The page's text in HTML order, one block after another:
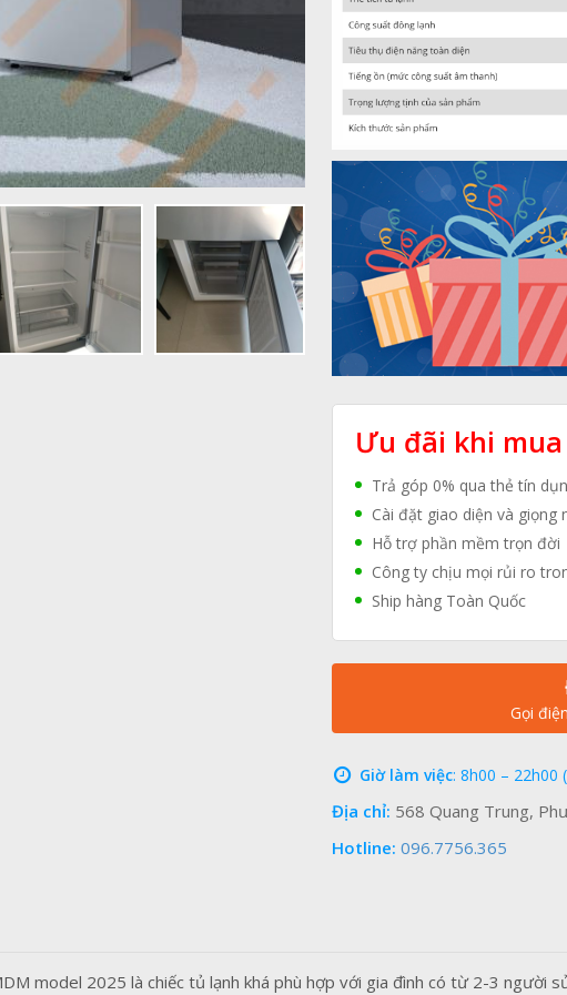
Ưu đãi khi
Trả góp 0% qua thẻ tín
Cài đặt giao diện và giọng
Hỗ trợ phần mềm trọn đời
Công ty chịu mọi rủi ro
Ship hàng Toàn Quốc
Gọi
Giờ làm việc: 8h00 – 22h00
Địa chỉ: 568 Quang Trung,
Hotline: 096.7756.365
model 2025 là chiếc tủ lạnh khá phù hợp với gia đình có từ 2-3 người